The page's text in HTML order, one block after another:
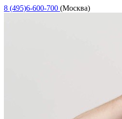
8 (495)6-600-700 (Москва)